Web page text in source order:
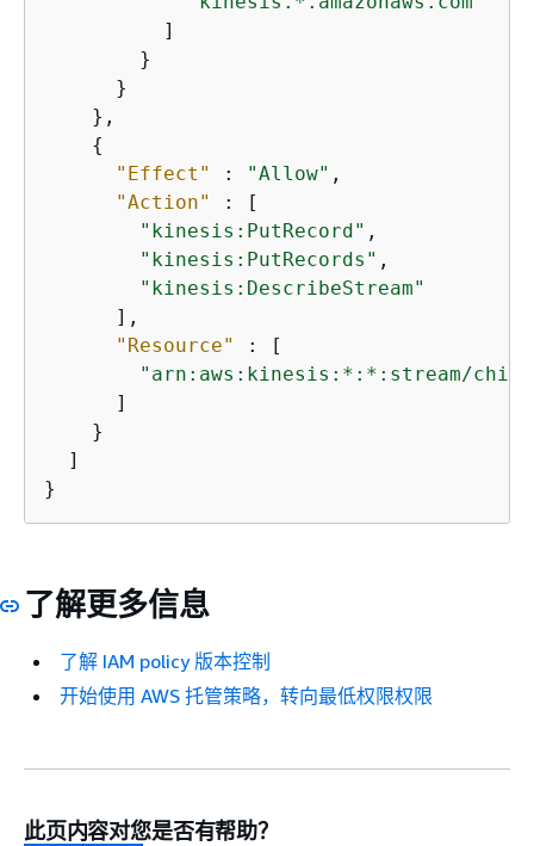
          ]
        }
      }
    },
{
"Effect"
: "Allow" ,
"Action"
: [
"kinesis:PutRecord" ,
"kinesis:PutRecords" ,
"kinesis:DescribeStream"
      ],
"Resource"
: [
"arn:aws:kinesis:*:*:stream/
      ]
    }
  ]
}
了解更多信息
了解 IAM policy 版本控制
开始使用 AWS 托管策略，转向最低权限权限
此页内容对您是否有帮助？